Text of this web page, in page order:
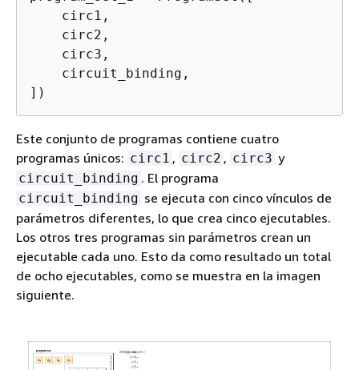
    circ1,
    circ2,
    circ3,
    circuit_binding,
])
Este conjunto de programas contiene cuatro
programas únicos: circ1 , circ2 , circ3 y
circuit_binding . El programa
circuit_binding se ejecuta con cinco vínculos de
parámetros diferentes, lo que crea cinco ejecutables.
Los otros tres programas sin parámetros crean un
ejecutable cada uno. Esto da como resultado un total
de ocho ejecutables, como se muestra en la imagen
siguiente.